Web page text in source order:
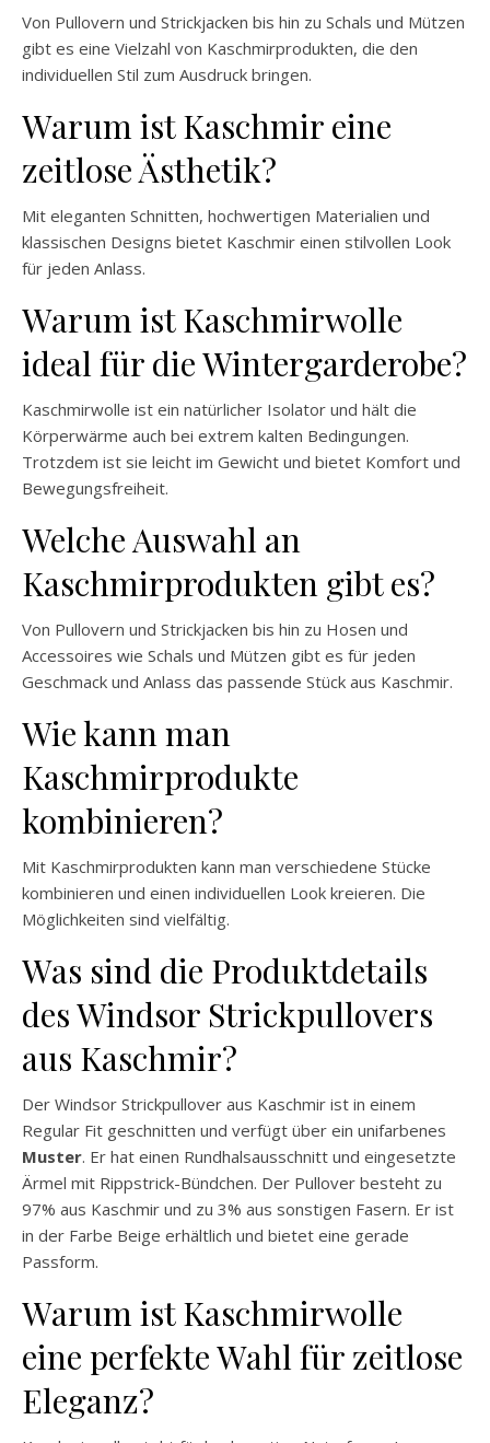
Von Pullovern und Strickjacken bis hin zu Schals und Mützen
gibt es eine Vielzahl von Kaschmirprodukten, die den
individuellen Stil zum Ausdruck bringen.
Warum ist Kaschmir eine
zeitlose Ästhetik?
Mit eleganten Schnitten, hochwertigen Materialien und
klassischen Designs bietet Kaschmir einen stilvollen Look
für jeden Anlass.
Warum ist Kaschmirwolle
ideal für die Wintergarderobe?
Kaschmirwolle ist ein natürlicher Isolator und hält die
Körperwärme auch bei extrem kalten Bedingungen.
Trotzdem ist sie leicht im Gewicht und bietet Komfort und
Bewegungsfreiheit.
Welche Auswahl an
Kaschmirprodukten gibt es?
Von Pullovern und Strickjacken bis hin zu Hosen und
Accessoires wie Schals und Mützen gibt es für jeden
Geschmack und Anlass das passende Stück aus Kaschmir.
Wie kann man
Kaschmirprodukte
kombinieren?
Mit Kaschmirprodukten kann man verschiedene Stücke
kombinieren und einen individuellen Look kreieren. Die
Möglichkeiten sind vielfältig.
Was sind die Produktdetails
des Windsor Strickpullovers
aus Kaschmir?
Der Windsor Strickpullover aus Kaschmir ist in einem
Regular Fit geschnitten und verfügt über ein unifarbenes
Muster. Er hat einen Rundhalsausschnitt und eingesetzte
Ärmel mit Rippstrick-Bündchen. Der Pullover besteht zu
97% aus Kaschmir und zu 3% aus sonstigen Fasern. Er ist
in der Farbe Beige erhältlich und bietet eine gerade
Passform.
Warum ist Kaschmirwolle
eine perfekte Wahl für zeitlose
Eleganz?